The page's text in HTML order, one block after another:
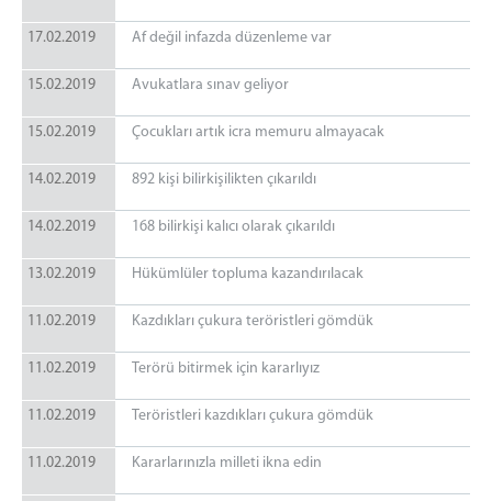
17.02.2019 Af değil infazda düzenleme var
15.02.2019 Avukatlara sınav geliyor
15.02.2019 Çocukları artık icra memuru almayacak
14.02.2019 892 kişi bilirkişilikten çıkarıldı
14.02.2019 168 bilirkişi kalıcı olarak çıkarıldı
13.02.2019 Hükümlüler topluma kazandırılacak
11.02.2019 Kazdıkları çukura teröristleri gömdük
11.02.2019 Terörü bitirmek için kararlıyız
11.02.2019 Teröristleri kazdıkları çukura gömdük
11.02.2019 Kararlarınızla milleti ikna edin